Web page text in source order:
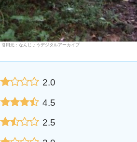
引用元：なんじょうデジタルアーカイブ
2.0
4.5
2.5